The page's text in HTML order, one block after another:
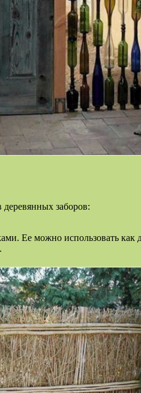
заборов:
Ее можно использовать как